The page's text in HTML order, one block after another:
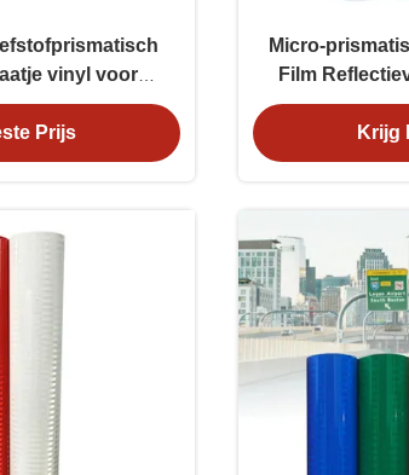
vinyl voor
Prijs
Micro-
Film
Krijg